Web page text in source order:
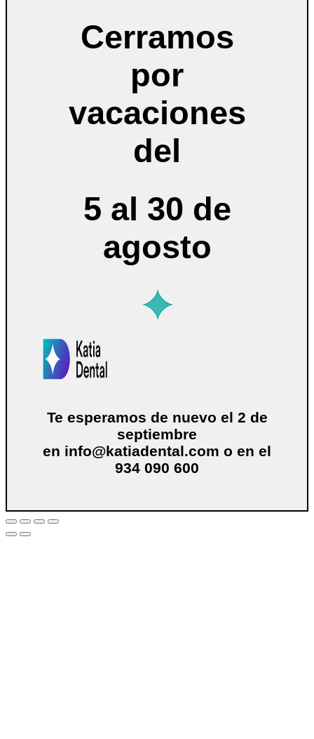
Cerramos
por
vacaciones
del
5 al 30 de
agosto
Te esperamos de nuevo el 2 de
septiembre
en info@katiadental.com o en el
934 090 600